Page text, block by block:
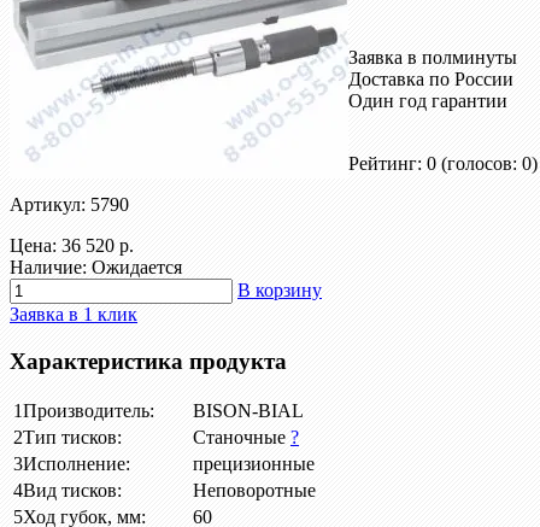
Заявка в полминуты
Доставка по России
Один год гарантии
Рейтинг: 0 (голосов: 0)
Артикул: 5790
Цена: 36 520 р.
Наличие: Ожидается
В корзину
Заявка в 1 клик
Характеристика продукта
1Производитель:
BISON-BIAL
2Тип тисков: Станочные ?
3Исполнение:
прецизионные
4Вид тисков:
Неповоротные
5Ход губок, мм: 60